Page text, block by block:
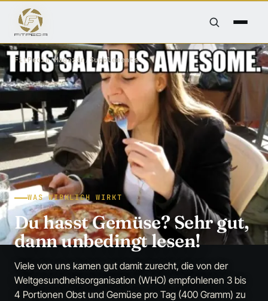
FitPedia/Magazin/ Supplements
WAS WIRKLICH WIRKT
Du hasst Gemüse? Sehr gut,
dann unbedingt lesen!
Viele von uns kamen gut damit zurecht, die von der
Weltgesundheitsorganisation (WHO) empfohlenen 3 bis
4 Portionen Obst und Gemüse pro Tag (400 Gramm) zu